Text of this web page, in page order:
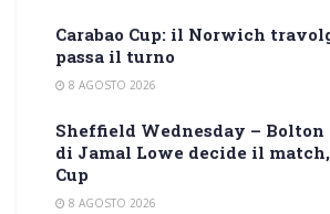
Carabao Cup: il Norwich
passa il turno
8 AGOSTO 2026
Sheffield Wednesday – Bolton
di Jamal Lowe decide il match,
Cup
8 AGOSTO 2026